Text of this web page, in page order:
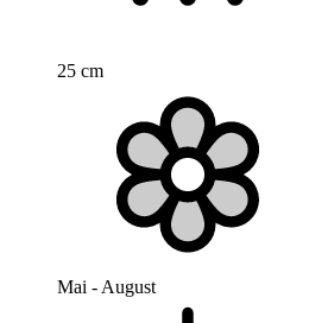
25 cm
Mai - August